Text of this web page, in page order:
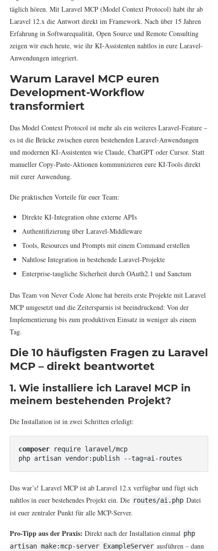
täglich hören. Mit Laravel MCP (Model Context Protocol) habt ihr ab
Laravel 12.x die Antwort direkt im Framework. Nach über 15 Jahren
Erfahrung in Softwarequalität, Open Source und Remote Consulting
zeigen wir euch heute, wie ihr KI-Assistenten nahtlos in eure Laravel-
Anwendungen integriert.
Warum Laravel MCP euren
Development-Workflow
transformiert
Das Model Context Protocol ist mehr als ein weiteres Laravel-Feature –
es ist die Brücke zwischen euren bestehenden Laravel-Anwendungen
und modernen KI-Assistenten wie Claude, ChatGPT oder Cursor. Statt
manueller Copy-Paste-Aktionen kommunizieren eure KI-Tools direkt
mit eurer Anwendung.
Die praktischen Vorteile für euer Team:
Direkte KI-Integration ohne externe APIs
Authentifizierung über Laravel-Middleware
Tools, Resources und Prompts mit einem Command erstellen
Nahtlose Integration in bestehende Laravel-Projekte
Enterprise-taugliche Sicherheit durch OAuth2.1 und Sanctum
Das Team von Never Code Alone hat bereits erste Projekte mit Laravel
MCP umgesetzt und die Zeitersparnis ist beeindruckend: Von der
Implementierung bis zum produktiven Einsatz in weniger als einem
Tag.
Die 10 häufigsten Fragen zu Laravel
MCP – direkt beantwortet
1. Wie installiere ich Laravel MCP in
meinem bestehenden Projekt?
Die Installation ist in zwei Schritten erledigt:
composer require laravel/mcp
php artisan vendor:publish --tag=ai-routes
Das war’s! Laravel MCP ist ab Laravel 12.x verfügbar und fügt sich
nahtlos in euer bestehendes Projekt ein. Die routes/ai.php Datei
ist euer zentraler Punkt für alle MCP-Server.
Pro-Tipp aus der Praxis: Direkt nach der Installation einmal php
artisan make:mcp-server ExampleServer ausführen – dann